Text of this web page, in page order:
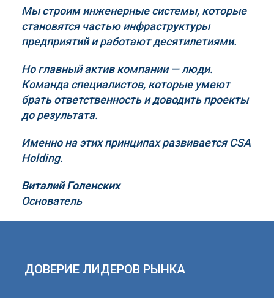
Мы строим инженерные системы, которые
становятся частью инфраструктуры
предприятий и работают десятилетиями.
Но главный актив компании — люди.
Команда специалистов, которые умеют
брать ответственность и доводить проекты
до результата.
Именно на этих принципах развивается CSA
Holding.
Виталий Голенских
Основатель
ДОВЕРИЕ ЛИДЕРОВ РЫНКА